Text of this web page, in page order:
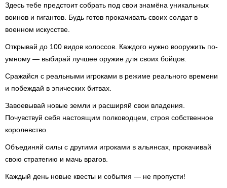
Здесь тебе предстоит собрать под свои знамёна уникальных
воинов и гигантов. Будь готов прокачивать своих солдат в
военном искусстве.
Открывай до 100 видов колоссов. Каждого нужно вооружить по-
умному — выбирай лучшее оружие для своих бойцов.
Сражайся с реальными игроками в режиме реального времени
и побеждай в эпических битвах.
Завоевывай новые земли и расширяй свои владения.
Почувствуй себя настоящим полководцем, строя собственное
королевство.
Объединяй силы с другими игроками в альянсах, прокачивай
свою стратегию и мачь врагов.
Каждый день новые квесты и события — не пропусти!